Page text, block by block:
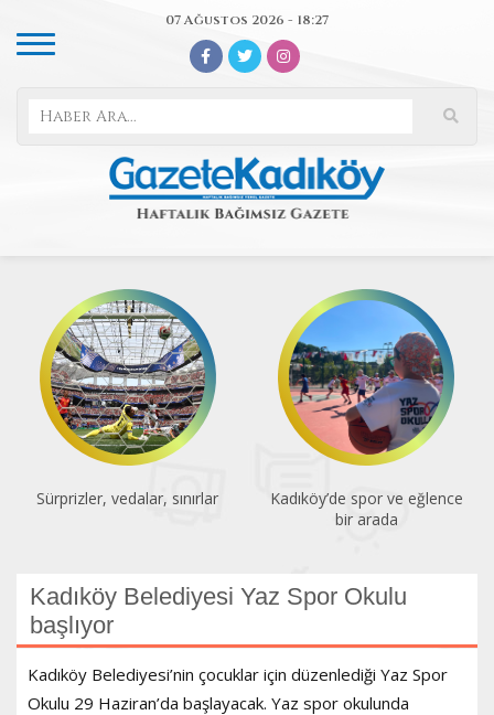
07 Ağustos 2026 - 18:27
Sürprizler, vedalar, sınırlar
Kadıköy’de spor ve eğlence
bir arada
Kadıköy Belediyesi Yaz Spor Okulu
başlıyor
Kadıköy Belediyesi’nin çocuklar için düzenlediği Yaz Spor
Okulu 29 Haziran’da başlayacak. Yaz spor okulunda